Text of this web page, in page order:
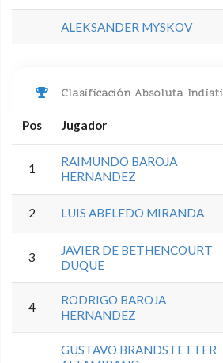
ALEKSANDER MYSKOV
Clasificación Absoluta
Pos Jugador
1
RAIMUNDO BAROJA
HERNANDEZ
2 LUIS ABELEDO MIRANDA
3
JAVIER DE BETHENCOURT
DUQUE
4
RODRIGO BAROJA
HERNANDEZ
GUSTAVO BRANDSTETTER